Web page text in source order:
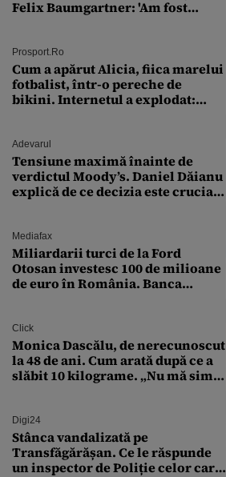
Felix Baumgartner: 'Am fost
Prosport.ro
Cum a apărut Alicia, fiica marelui
fotbalist, într-o pereche de
bikini. Internetul a explodat:
Adevarul
Tensiune maximă înainte de
verdictul Moody’s. Daniel Dăianu
explică de ce decizia este crucială
Mediafax
Miliardarii turci de la Ford
Otosan investesc 100 de milioane
de euro în România. Banca
Click
Monica Dascălu, de nerecunoscut
la 48 de ani. Cum arată după ce a
slăbit 10 kilograme. „Nu mă simt
Digi24
Stânca vandalizată pe
Transfăgărășan. Ce le răspunde
un inspector de Poliție celor care